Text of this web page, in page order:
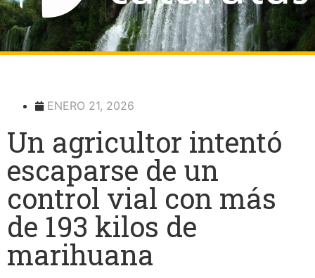
ENERO 21, 2026
Un agricultor intentó
escaparse de un
control vial con más
de 193 kilos de
marihuana